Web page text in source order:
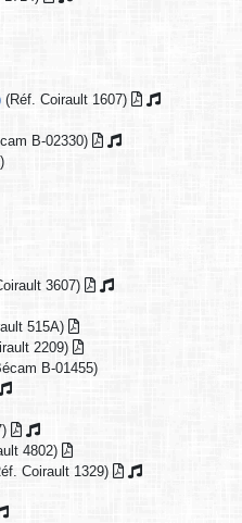
(Réf. Coirault 1607)
B-02330)
3607)
515A)
2209)
B-01455)
4802)
Coirault 1329)